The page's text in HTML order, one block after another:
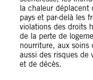
la chaleur déplacent
pays et par-delà les
violations des droits
de la perte de
nourriture, aux soins
aussi des risques de
et de décès.